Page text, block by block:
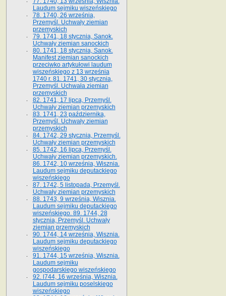
Laudum sejmiku wiszeńskiego
78. 1740, 26 września,
Przemyśl. Uchwały ziemian
przemyskich
79. 1741, 18 stycznia, Sanok.
Uchwały ziemian sanockich
80. 1741, 18 stycznia, Sanok.
Manifest ziemian sanockich
przeciwko artykułowi laudum
wiszeńskiego z 13 wrze­śnia
1740 r. 81. 1741, 30 stycznia,
Przemyśl. Uchwała ziemian
przemyskich
82. 1741, 17 lipca, Przemyśl.
Uchwały ziemian przemyskich
83. 1741, 23 października,
Przemyśl. Uchwały ziemian
przemyskich
84. 1742, 29 stycznia, Przemyśl.
Uchwały ziemian przemyskich
85. 1742, 16 lipca, Przemyśl.
Uchwały ziemian przemyskich.
86. 1742, 10 września, Wisznia.
Laudum sejmiku deputackiego
wiszeńskiego
87. 1742, 5 listopada, Przemyśl.
Uchwały ziemian przemyskich
88. 1743, 9 września, Wisznia.
Laudum sejmiku deputackiego
wiszeńskiego. 89. 1744, 28
stycznia, Przemyśl. Uchwały
ziemian przemyskich
90. 1744, 14 września, Wisznia.
Laudum sejmiku deputackiego
wiszeńskiego
91. 1744, 15 września, Wisznia.
Laudum sejmiku
gospodarskiego wiszeńskiego
92. l744, 16 września, Wisznia.
Laudum sejmiku poselskiego
wiszeńskiego